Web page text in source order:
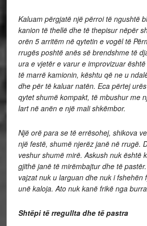
Kaluam përgjatë një përroi të ngushtë
kanion të thellë dhe të thepisur nëpër
orën 5 arritëm në qytetin e vogël të
rrugës poshtë anës së brendshme të
ura e vjetër e varur e improvizuar
të marrë kamionin, kështu që ne u
dhe për të kaluar natën. Eca përtej
qytet shumë kompakt, të mbushur me
lart në anën e një mali shkëmbor.
Një orë para se të errësohej, shikova
një festë, shumë njerëz janë në rrugë.
veshur shumë mirë. Askush nuk është
gjithë janë të mirëmbajtur dhe të
vajzat nuk u larguan dhe nuk i fshehën
unë kaloja. Ato nuk kanë frikë nga
Shtëpi të rregullta dhe të pastra